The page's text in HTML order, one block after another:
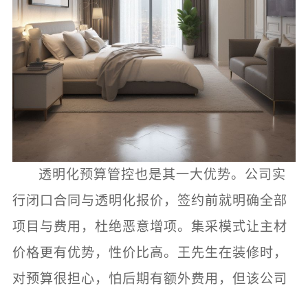
透明化预算管控也是其一大优势。公司实
行闭口合同与透明化报价，签约前就明确全部
项目与费用，杜绝恶意增项。集采模式让主材
价格更有优势，性价比高。王先生在装修时，
对预算很担心，怕后期有额外费用，但该公司